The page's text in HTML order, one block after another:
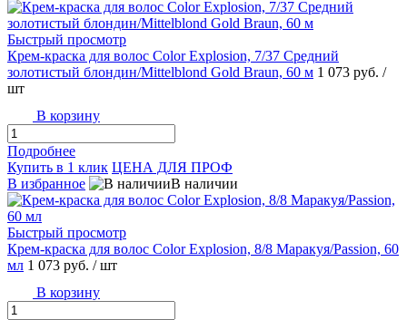
Быстрый просмотр
Крем-краска для волос Color Explosion, 7/37 Средний
золотистый блондин/Mittelblond Gold Braun, 60 м 1 073 руб. /
шт
В корзину
Подробнее
Купить в 1 клик ЦЕНА ДЛЯ ПРОФ
В избранное
В наличии
Быстрый просмотр
Крем-краска для волос Color Explosion, 8/8 Маракуя/Passion, 60
мл 1 073 руб. / шт
В корзину